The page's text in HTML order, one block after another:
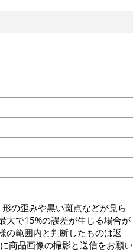
の歪みや黒い斑点などが見ら
大で15%の誤差が生じる場合が
の範囲内と判断したものは返
商品画像の撮影と送信をお願い